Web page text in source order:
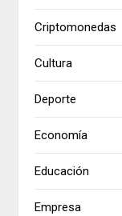
Criptomonedas
Cultura
Deporte
Economía
Educación
Empresa